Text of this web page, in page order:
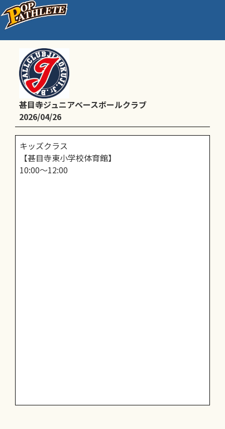
キッズクラス予定
甚目寺ジュニアベースボールクラブ
2026/04/26
キッズクラス
【甚目寺東小学校体育館】
10:00～12:00